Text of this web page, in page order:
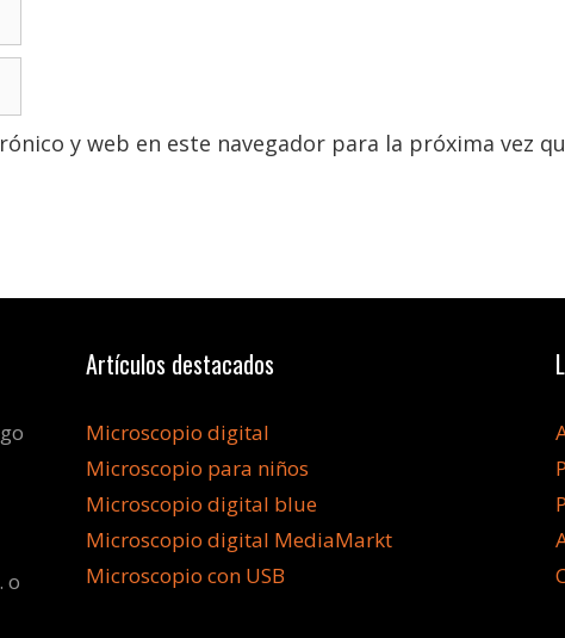
y web en este navegador para la próxima vez
o
Artículos destacados
Microscopio digital
Microscopio para niños
Microscopio digital blue
Microscopio digital MediaMarkt
Microscopio con USB